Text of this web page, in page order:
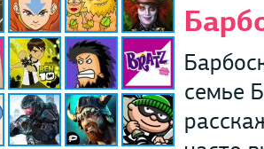
семье